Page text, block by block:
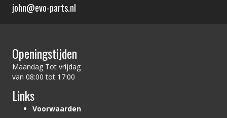
john@evo-parts.nl
Openingstijden
Maandag Tot vrijdag
van 08:00 tot 17:00
Links
Voorwaarden